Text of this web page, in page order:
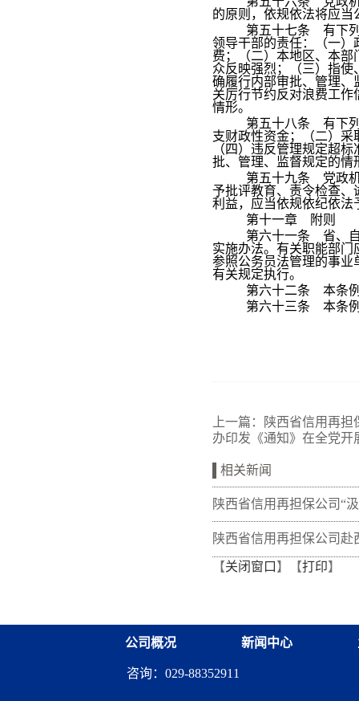
的原则，依规依法将应
第五十七条 有下
领导干部的责任：（一）
费；（二）本地区、本
众反映强烈；（三）指
确履行内部审批、管理、
关厉行节约反对浪费工
情形。
第五十八条 有下
支财政性资金；（二）
（四）违反管理规定超
批、管理、监督规定的情
第五十九条 党政
予批评教育、责令检查
利益，应当依规依纪依法
第十一章 附则
第六十一条 省、
实施办法。有关职能部
参照公务员法管理的事业
有关规定执行。
第六十二条 本条
第六十三条 本条
上一篇：
陕西省信用再担
办印发《通知》在全党
相关新闻
陕西省信用再担保公司“
量 熔铸再担脊梁”全体党
训班在富平干部学院举办
陕西省信用再担保公司赴
开展“筑牢党建基础 共促
【关闭窗口 】【打印】
公司概况 新闻中心
咨询：029-88352911